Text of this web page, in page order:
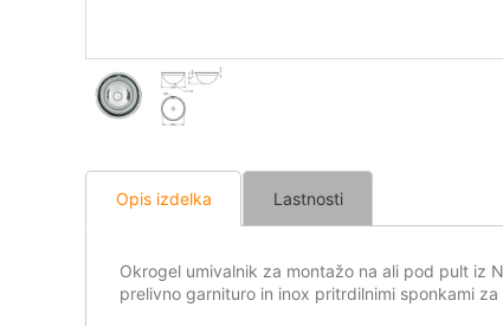
Opis izdelka Lastnosti
Okrogel umivalnik za montažo na ali pod pult iz
prelivno garnituro in inox pritrdilnimi sponkami